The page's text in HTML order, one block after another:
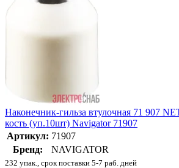
Наконечник-гильза втулочная 71 907
кость (уп.10шт) Navigator 71907
Артикул: 71907
Бренд:
NAVIGATOR
232 упак., срок поставки 5-7 раб. дней